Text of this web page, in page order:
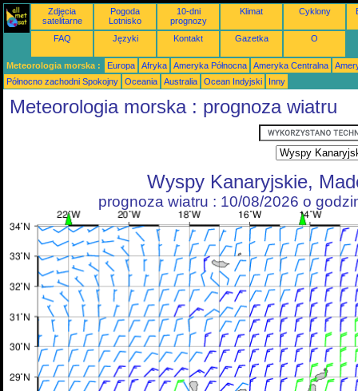
Zdjęcia
satelitarne
Pogoda
Lotnisko
10-dni
prognozy
Klimat Cyklony
FAQ Języki Kontakt Gazetka O
Meteorologia morska : Europa Afryka Ameryka Północna Ameryka Centralna
Północno zachodni Spokojny
Oceania Australia Ocean Indyjski Inny
Meteorologia morska : prognoza wiatru
Wyspy Kanaryjskie,
prognoza wiatru : 10/08/2026 o